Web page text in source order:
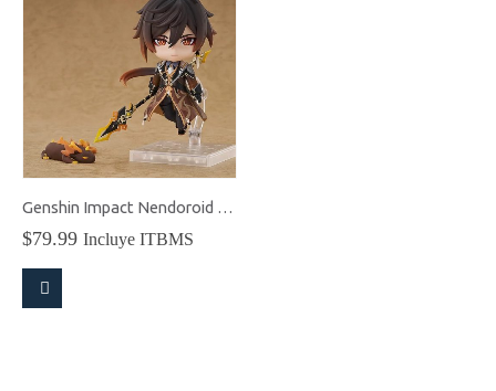
Genshin Impact Nendoroid Zhongli
$79.99 Incluye ITBMS